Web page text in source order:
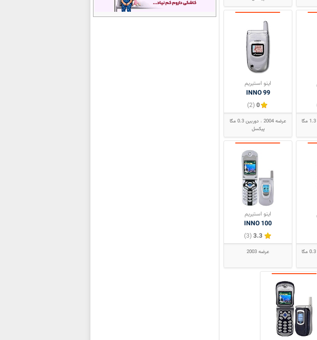
دوربین 1.3 مگا
اینو استیریم
INNO 99
0
(2)
عرضه 2004
دوربین 0.3 مگا
پیکسل
دوربین 0.3 مگا
اینو استیریم
INNO 100
3.3
(3)
عرضه 2003